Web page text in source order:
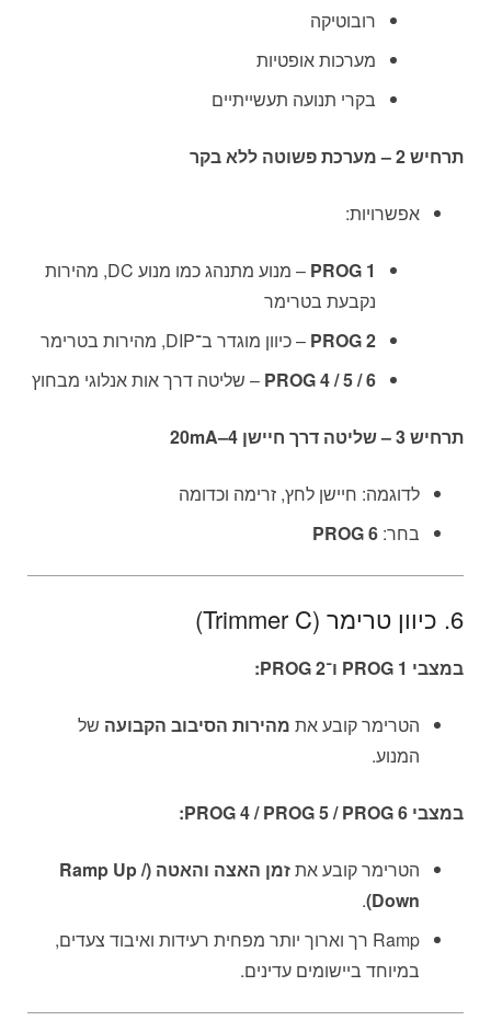
רובוטיקה
מערכות אופטיות
בקרי תנועה תעשייתיים
תרחיש 2 – מערכת פשוטה ללא בקר
אפשרויות:
PROG 1
– מנוע מתנהג כמו מנוע DC, מהירות
נקבעת בטרימר
PROG 2 – כיוון מוגדר ב־DIP, מהירות בטרימר
PROG 4 / 5 / 6 – שליטה דרך אות אנלוגי מבחוץ
תרחיש 3 – שליטה דרך חיישן 4–20mA
לדוגמה: חיישן לחץ, זרימה וכדומה
בחר: PROG 6
6. כיוון טרימר (Trimmer C)
במצבי PROG 1 ו־PROG 2:
הטרימר קובע את מהירות הסיבוב הקבועה של
המנוע.
במצבי PROG 4 / PROG 5 / PROG 6:
הטרימר קובע את
זמן האצה והאטה (Ramp Up /
Down)
.
Ramp רך וארוך יותר מפחית רעידות ואיבוד צעדים,
במיוחד ביישומים עדינים.